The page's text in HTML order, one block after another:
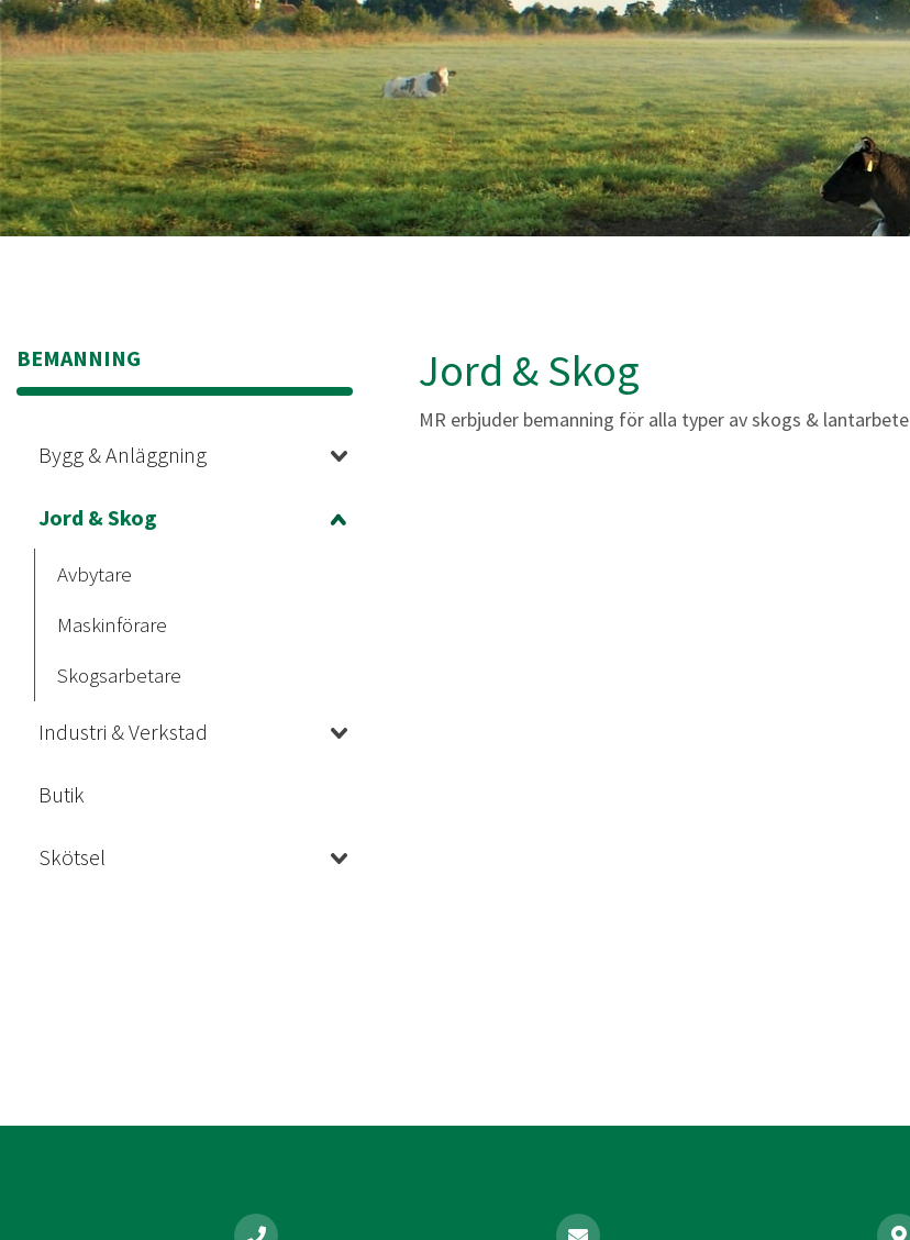
Mina sidor
Avverkning
Dikning
Plantering
Röjning
Skotning
BEMANNING
Bygg & Anläggning
Jord & Skog
Avbytare
Maskinförare
Skogsarbetare
Industri & Verkstad
Butik
Skötsel
Jord & Skog
MR erbjuder bemanning för alla typer av skogs & lantarbete